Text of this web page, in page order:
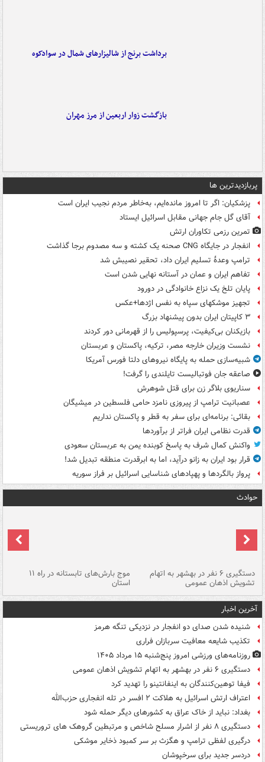
برداشت برنج از شالیزارهای شمال در سوادکوه
بازگشت زوار اربعین از مرز مهران
پربازدیدترین ها
پزشکیان: اگر تا امروز مانده‌ایم، به‌خاطر مردم نجیب ایران است
آقای گل جام جهانی مقابل اسرائیل ایستاد
تمرین رزمی تکاوران ارتش
انفجار در جایگاه CNG صحنه یک کشته و سه مصدوم برجا گذاشت
ترامپ وعدۀ تسلیم ایران داد، تحقیر نصیبش شد
تفاهم ایران و عمان در آستانه نهایی شدن است
پایان تلخ یک نزاع خانوادگی در دورود
تجهیز موشکهای سپاه به نفس اژدها+عکس
۳ کاپیتان ایران بدون پیشنهاد بزرگ
بازیکنان بی‌کیفیت، پرسپولیس را از قهرمانی دور کردند
نشست وزیران خارجه مصر، ترکیه، پاکستان و عربستان
شبیه‌سازی حمله به پایگاه نیروهای دلتا فورس آمریکا
صاعقه جان فوتبالیست تایلندی را گرفت!
سناریوی بلاگر زن برای قتل شوهرش
عصبانیت ترامپ از پیروزی نامزد حامی فلسطین در میشیگان
بقائی: برنامه‌ای برای سفر به قطر و پاکستان نداریم
قدرت نظامی ایران فراتر از برآوردها
واکنش کمال شرف به پاسخ کوبنده یمن به عربستان سعودی
قرار بود ایران به زانو درآید، اما به ابرقدرت منطقه تبدیل شد!
پرواز بالگردها و پهپادهای شناسایی اسرائیل بر فراز سوریه
حوادث
دستگیری ۶ نفر در بهشهر به اتهام
تشویش اذهان عمومی
موج بارش‌های تابستانه در راه ۱۱
استان
آخرین اخبار
شنیده شدن صدای دو انفجار در نزدیکی تنگه هرمز
تکذیب شایعه معافیت سربازان فراری
روزنامه‌های ورزشی امروز پنج‌شنبه ۱۵ مرداد ۱۴۰۵
دستگیری ۶ نفر در بهشهر به اتهام تشویش اذهان عمومی
فیفا توهین‌کنندگان به اینفانتینو را تهدید کرد
اعتراف ارتش اسرائیل به هلاکت ۲ افسر در تله انفجاری حزب‌الله
بغداد: نباید از خاک عراق به کشورهای دیگر حمله شود
دستگیری ۸ نفر از اشرار مسلح شاخص و مرتبطین گروهک های تروریستی
درگیری لفظی ترامپ و هگزث بر سر کمبود ذخایر موشکی
دردسر جدید برای سرخپوشان